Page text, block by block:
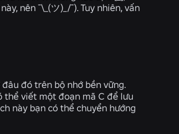
nên ¯\_(ツ)_/¯). Tuy nhiên, vấn
đó trên bộ nhớ bền vững.
thể viết một đoạn mã C để lưu
này bạn có thể chuyển hướng